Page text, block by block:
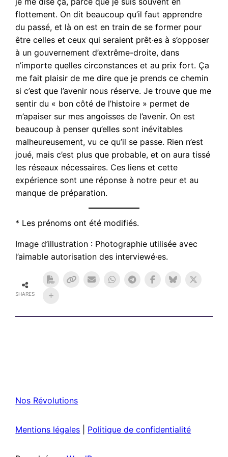
flottement. On dit beaucoup qu’il faut apprendre
du passé, et là on est en train de se former pour
être celles et ceux qui seraient prêt·es à s’opposer
à un gouvernement d’extrême-droite, dans
n’importe quelles circonstances et au prix fort. Ça
me fait plaisir de me dire que je prends ce chemin
si c’est que l’avenir nous réserve. Je trouve que me
sentir du « bon côté de l’histoire » permet de
m’apaiser sur mes angoisses de l’avenir. On est
beaucoup à penser qu’elles sont inévitables
malheureusement, vu ce qu’il se passe. Rien n’est
joué, mais c’est plus que probable, et on aura tissé
les réseaux nécessaires. Ces liens et cette
expérience sont une réponse à notre peur et au
manque de préparation.
* Les prénoms ont été modifiés.
Image d’illustration : Photographie utilisée avec
l’aimable autorisation des interviewé·es.
SHARES
Nos Révolutions
Mentions légales Politique de confidentialité